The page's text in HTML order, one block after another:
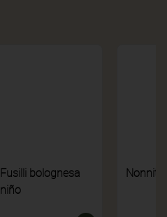
Fusilli bolognesa
niño